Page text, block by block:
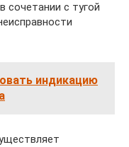
сочетании с тугой
индикацию